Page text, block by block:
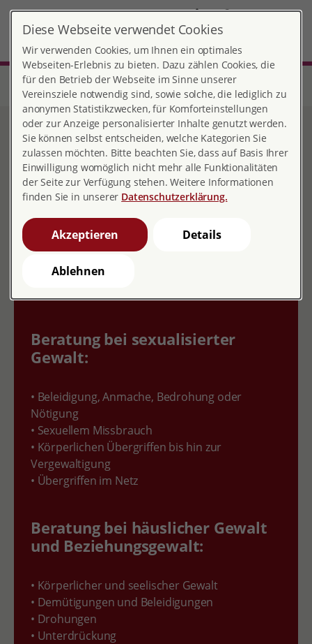
DE
Start Baden-Württemberg
Beratungsstelle Heilbronn
gewaltfrei und selbstbestimmt
Gewaltfrei &
selbstbestimmt
Beratung und Prävention bei
sexualisierter und häuslicher
Beratung bei sexualisierter
Gewalt:
• Beleidigung, Anmache, Bedrohung oder
Nötigung
• Sexuellem Missbrauch
• Körperlichen Übergriffen bis hin zur
Vergewaltigung
• Übergriffen im Netz
Beratung bei häuslicher Gewalt
und Beziehungsgewalt:
• Körperlicher und seelischer Gewalt
• Demütigungen und Beleidigungen
• Drohungen
• Unterdrückung
Diese Webseite verwendet Cookies
Wir verwenden Cookies, um Ihnen ein optimales
Webseiten-Erlebnis zu bieten. Dazu zählen Cookies, die
für den Betrieb der Webseite im Sinne unserer
Vereinsziele notwendig sind, sowie solche, die lediglich zu
anonymen Statistikzwecken, für Komforteinstellungen
oder zur Anzeige personalisierter Inhalte genutzt werden.
Sie können selbst entscheiden, welche Kategorien Sie
zulassen möchten. Bitte beachten Sie, dass auf Basis Ihrer
Einwilligung womöglich nicht mehr alle Funktionalitäten
der Seite zur Verfügung stehen. Weitere Informationen
finden Sie in unserer Datenschutzerklärung.
Akzeptieren Details
Ablehnen